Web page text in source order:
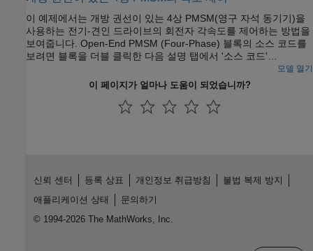
이 예제에서는 개방 권선이 있는 4상 PMSM(영구 자석 동기기)을
사용하는 전기-견인 드라이브의 회전자 각속도를 제어하는 방법을
보여줍니다. Open-End PMSM (Four-Phase) 블록의 소스 코드를
보려면 블록을 더블 클릭한 다음 설명 탭에서 '소스 코드'
컨버터를 통해 PMSM에 전력을 공급합니다. PMSM은 부하에 따라
소스가 부하를 제공합니다. Scopes 서브시스템은 시뮬레이션
모델 열기
이 페이지가 얼마나 도움이 되었습니까?
신뢰 센터 등록 상표 개인정보 취급방침
불법 복제 방지
애플리케이션 상태
문의하기
© 1994-2026 The MathWorks, Inc.